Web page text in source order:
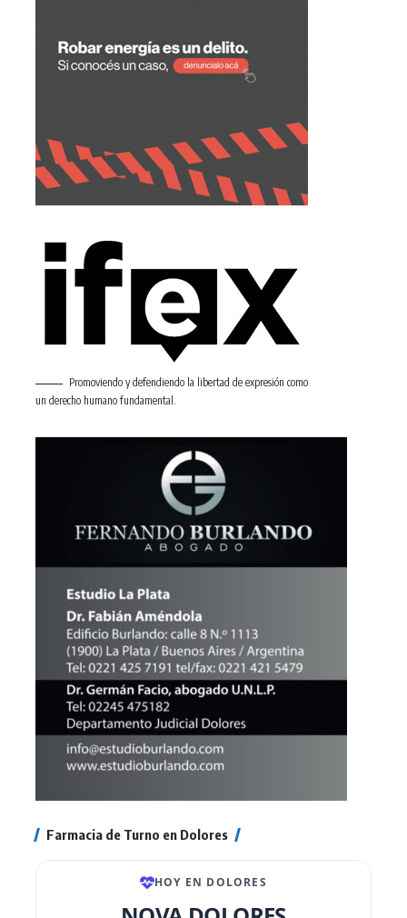
Promoviendo y defendiendo la libertad de expresión como
un derecho humano fundamental.
Farmacia de Turno en Dolores